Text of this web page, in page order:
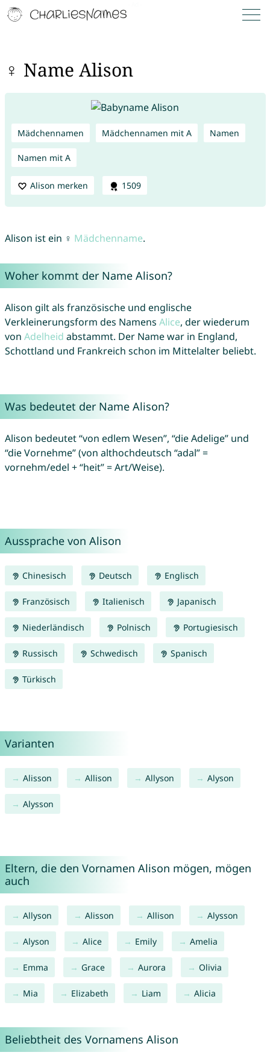
♀ Name Alison
Mädchennamen Mädchennamen mit A Namen
Namen mit A
Alison merken 1509
Alison ist ein ♀ Mädchenname.
Woher kommt der Name Alison?
Alison gilt als französische und englische
Verkleinerungsform des Namens Alice, der wiederum
von Adelheid abstammt. Der Name war in England,
Schottland und Frankreich schon im Mittelalter beliebt.
Was bedeutet der Name Alison?
Alison bedeutet “von edlem Wesen”, “die Adelige” und
“die Vornehme” (von althochdeutsch “adal” =
vornehm/edel + “heit” = Art/Weise).
Aussprache von Alison
Chinesisch Deutsch Englisch
Französisch Italienisch Japanisch
Niederländisch Polnisch Portugiesisch
Russisch Schwedisch Spanisch
Türkisch
Varianten
Alisson Allison Allyson Alyson
Alysson
Eltern, die den Vornamen Alison mögen, mögen
auch
Allyson Alisson Allison Alysson
Alyson Alice Emily Amelia
Emma Grace Aurora Olivia
Mia Elizabeth Liam Alicia
Beliebtheit des Vornamens Alison